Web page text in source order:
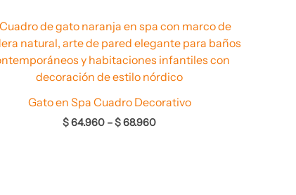
Gato en Spa Cuadro Decorativo
$64.960 –$68.960
Rango
precios:
desde
$ 64.960
$ 68.960